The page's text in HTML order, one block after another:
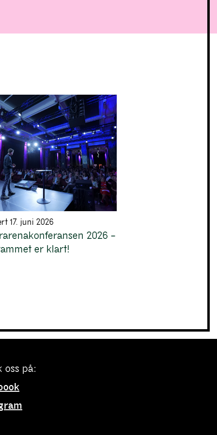
17. juni 2026
2026 –
er klart!
oss på: